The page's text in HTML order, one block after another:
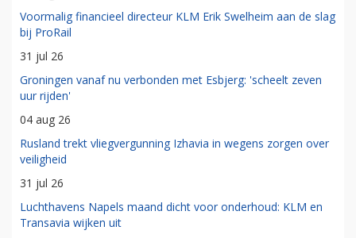
Voormalig financieel directeur KLM Erik Swelheim aan de slag
bij ProRail
31 jul 26
Groningen vanaf nu verbonden met Esbjerg: 'scheelt zeven
uur rijden'
04 aug 26
Rusland trekt vliegvergunning Izhavia in wegens zorgen over
veiligheid
31 jul 26
Luchthavens Napels maand dicht voor onderhoud: KLM en
Transavia wijken uit